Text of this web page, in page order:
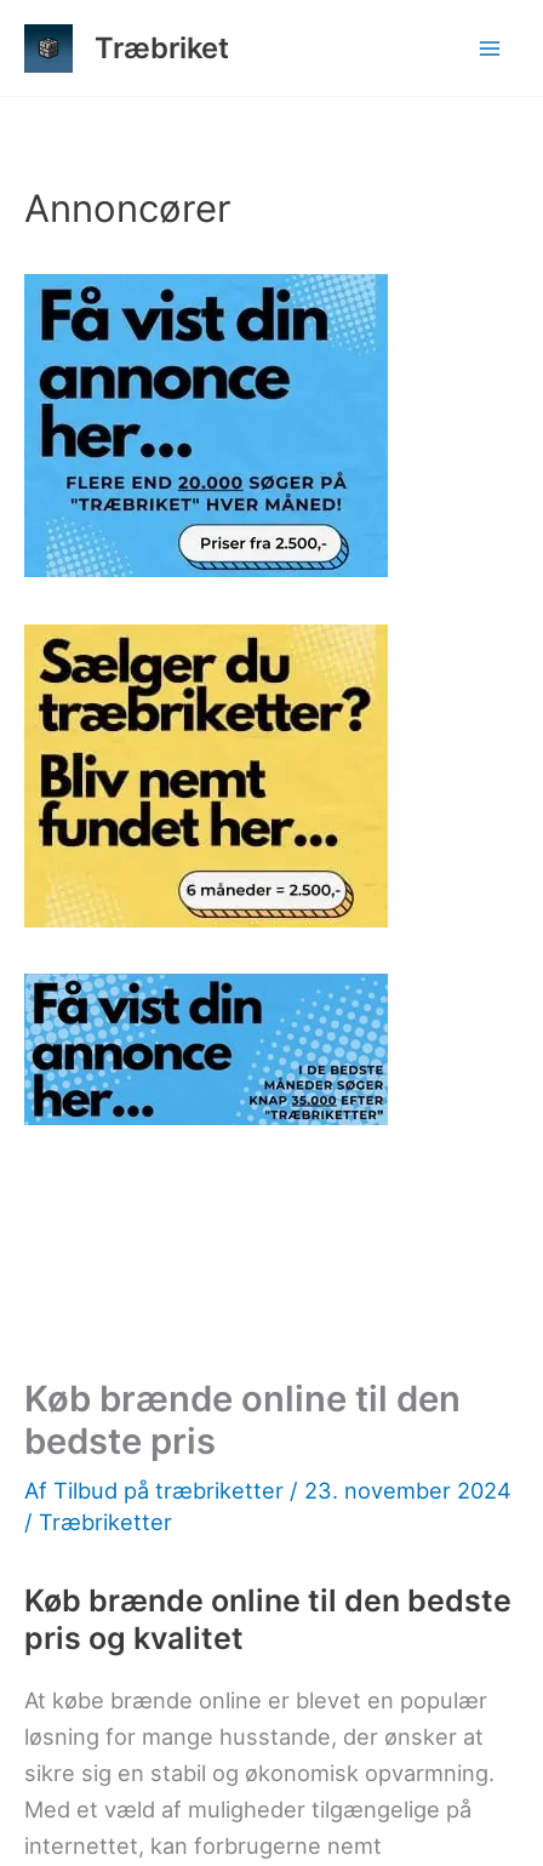
Træbriket
Annoncører
Køb brænde online til den
bedste pris
Af Tilbud på træbriketter / 23. november 2024
/ Træbriketter
Køb brænde online til den bedste
pris og kvalitet
At købe brænde online er blevet en populær
løsning for mange husstande, der ønsker at
sikre sig en stabil og økonomisk opvarmning.
Med et væld af muligheder tilgængelige på
internettet, kan forbrugerne nemt